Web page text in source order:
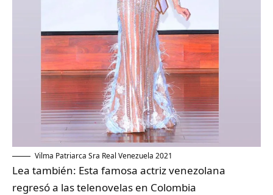
Vilma Patriarca Sra Real Venezuela 2021
Lea también: Esta famosa actriz venezolana
regresó a las telenovelas en Colombia